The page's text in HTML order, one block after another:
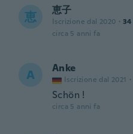
恵 恵子
Iscrizione dal 2020 · 34
circa 5 anni fa
A Anke
Iscrizione dal 2021 ·
Schön !
circa 5 anni fa